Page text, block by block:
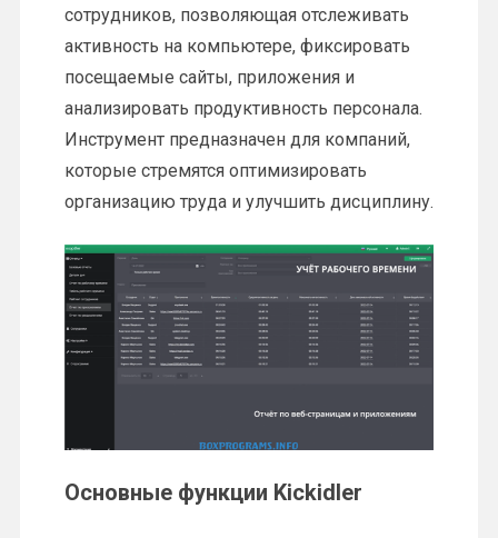
сотрудников, позволяющая отслеживать
активность на компьютере, фиксировать
посещаемые сайты, приложения и
анализировать продуктивность персонала.
Инструмент предназначен для компаний,
которые стремятся оптимизировать
организацию труда и улучшить дисциплину.
Основные функции Kickidler